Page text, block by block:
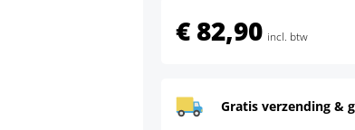
€ 82,90 incl. btw
Gratis verzending &